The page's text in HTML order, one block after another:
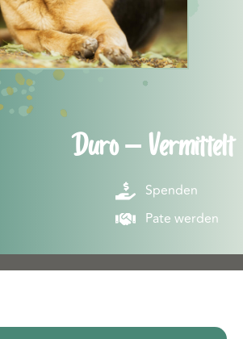
Duro – Vermittelt
Spenden
Pate werden